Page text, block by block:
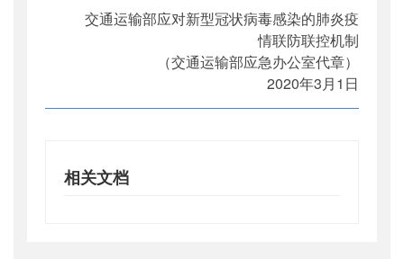
交通运输部应对新型冠状病毒感染的肺炎疫
情联防联控机制
（交通运输部应急办公室代章）
2020年3月1日
相关文档